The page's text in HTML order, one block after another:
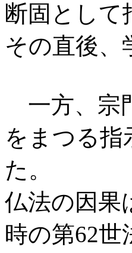
断固として
その直後、
一方、宗
をまつる指
た。
仏法の因果
時の第62